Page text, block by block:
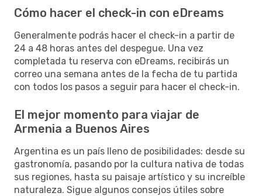
Cómo hacer el check-in con eDreams
Generalmente podrás hacer el check-in a partir de
24 a 48 horas antes del despegue. Una vez
completada tu reserva con eDreams, recibirás un
correo una semana antes de la fecha de tu partida
con todos los pasos a seguir para hacer el check-in.
El mejor momento para viajar de
Armenia a Buenos Aires
Argentina es un país lleno de posibilidades: desde su
gastronomía, pasando por la cultura nativa de todas
sus regiones, hasta su paisaje artístico y su increíble
naturaleza. Sigue algunos consejos útiles sobre